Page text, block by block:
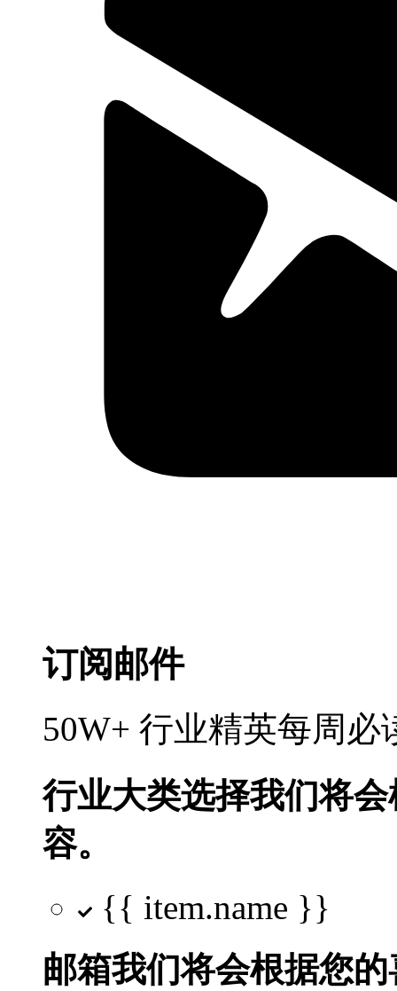
订阅邮件
50W+ 行业精英每周
行业大类选择我们将
容。
{{ item.name }}
邮箱我们将会根据您